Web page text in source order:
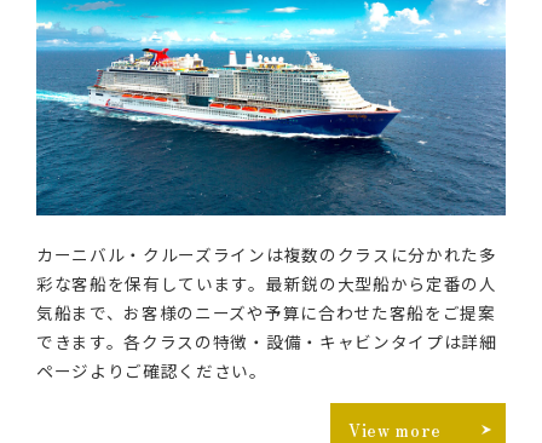
カーニバル・クルーズラインは複数のクラスに分かれた多
彩な客船を保有しています。最新鋭の大型船から定番の人
気船まで、お客様のニーズや予算に合わせた客船をご提案
できます。各クラスの特徴・設備・キャビンタイプは詳細
ページよりご確認ください。
View more